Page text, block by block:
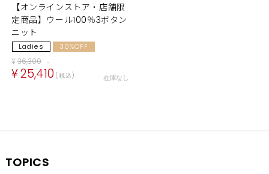
【オンラインストア・店舗限
定商品】ウール100％3ボタン
ニット
Ladies 30%OFF
¥36,300 →
¥25,410 税込 在庫なし
TOPICS